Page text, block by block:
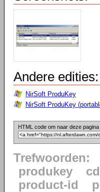
Andere edities:
NirSoft ProduKey
NirSoft ProduKey
HTML code om naar deze pagina
Trefwoorden:
produkey
product-id